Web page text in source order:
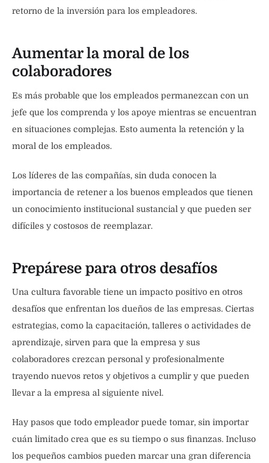
retorno de la inversión para los empleadores.
Aumentar la moral de los
colaboradores
Es más probable que los empleados permanezcan con un
jefe que los comprenda y los apoye mientras se encuentran
en situaciones complejas. Esto aumenta la retención y la
moral de los empleados.
Los líderes de las compañías, sin duda conocen la
importancia de retener a los buenos empleados que tienen
un conocimiento institucional sustancial y que pueden ser
difíciles y costosos de reemplazar.
Prepárese para otros desafíos
Una cultura favorable tiene un impacto positivo en otros
desafíos que enfrentan los dueños de las empresas. Ciertas
estrategias, como la capacitación, talleres o actividades de
aprendizaje, sirven para que la empresa y sus
colaboradores crezcan personal y profesionalmente
trayendo nuevos retos y objetivos a cumplir y que pueden
llevar a la empresa al siguiente nivel.
Hay pasos que todo empleador puede tomar, sin importar
cuán limitado crea que es su tiempo o sus finanzas. Incluso
los pequeños cambios pueden marcar una gran diferencia